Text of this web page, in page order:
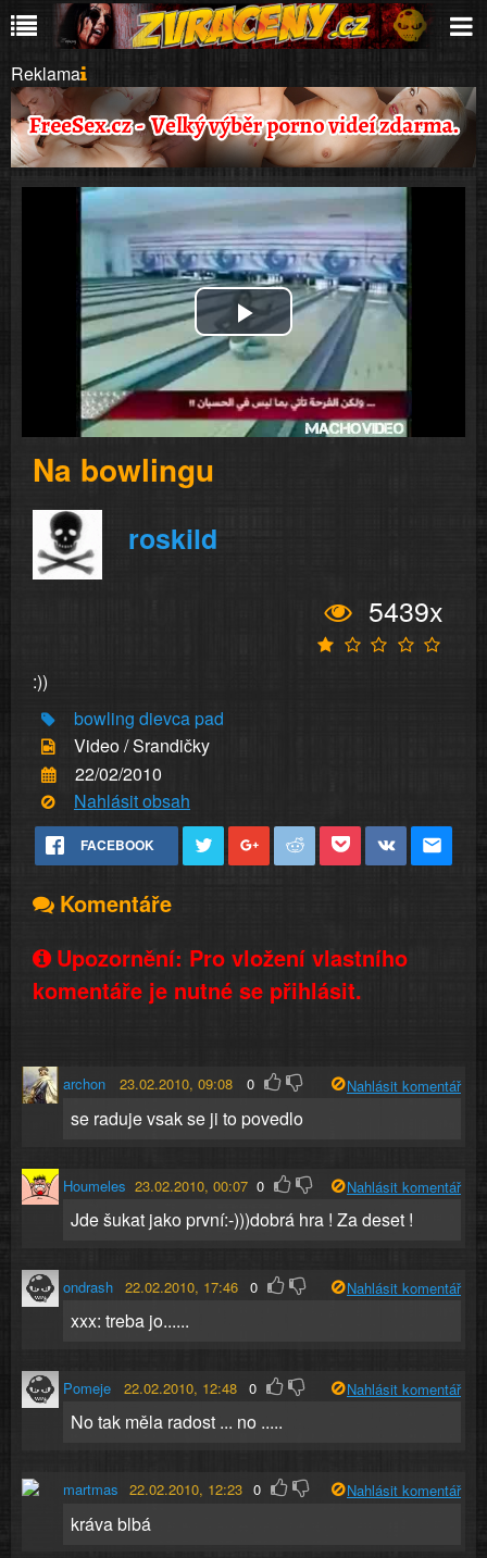
Reklama
Play
Video
Na bowlingu
roskild
5439x
:))
bowling dievcapad
Video / Srandičky
22/02/2010
Nahlásit obsah
FACEBOOK
Komentáře
Upozornění: Pro vložení vlastního
komentáře je nutné se přihlásit.
archon 23.02.2010, 09:08 0 Nahlásit komentář
se raduje vsak se ji to povedlo
Houmeles 23.02.2010, 00:07 0 Nahlásit komentář
Jde šukat jako první:-)))dobrá hra ! Za deset !
ondrash 22.02.2010, 17:46 0 Nahlásit komentář
xxx: treba jo......
Pomeje 22.02.2010, 12:48 0 Nahlásit komentář
No tak měla radost ... no .....
martmas 22.02.2010, 12:23 0 Nahlásit komentář
kráva blbá